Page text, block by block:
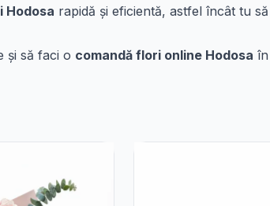
Hodosa rapidă și eficientă, astfel încât tu
și să faci o comandă flori online Hodosa